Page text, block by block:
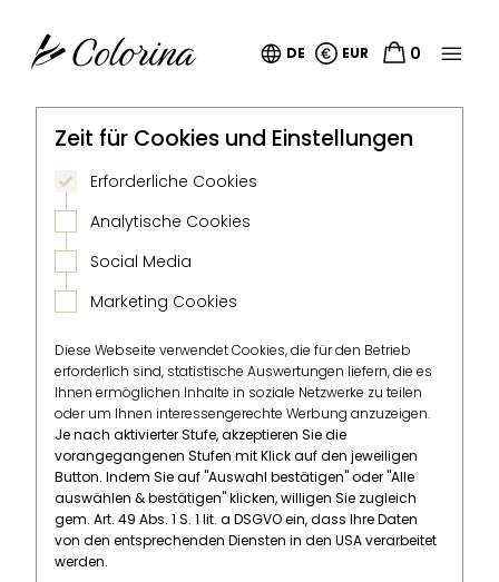
 DE EUR 0 
Zeit für Cookies und Einstellungen
Erforderliche Cookies
Analytische Cookies
Social Media
Marketing Cookies
Diese Webseite verwendet Cookies, die für den Betrieb
erforderlich sind, statistische Auswertungen liefern, die es
Ihnen ermöglichen Inhalte in soziale Netzwerke zu teilen
oder um Ihnen interessengerechte Werbung anzuzeigen.
Je nach aktivierter Stufe, akzeptieren Sie die
vorangegangenen Stufen mit Klick auf den jeweiligen
Button. Indem Sie auf "Auswahl bestätigen" oder "Alle
auswählen & bestätigen" klicken, willigen Sie zugleich
gem. Art. 49 Abs. 1 S. 1 lit. a DSGVO ein, dass Ihre Daten
von den entsprechenden Diensten in den USA verarbeitet
werden.